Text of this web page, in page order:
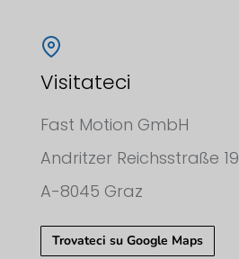
Visitateci
Fast Motion GmbH
Andritzer Reichsstraße 19
A-8045 Graz
Trovateci su Google Maps